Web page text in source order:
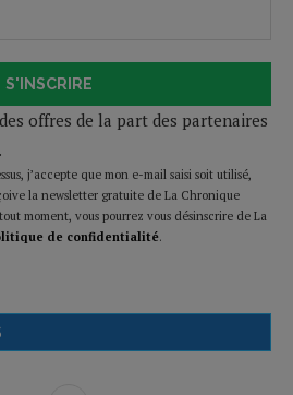
S'INSCRIRE
offres de la part des partenaires
j’accepte que mon e-mail saisi soit utilisé,
la newsletter gratuite de La Chronique
moment, vous pourrez vous désinscrire de La
de confidentialité.